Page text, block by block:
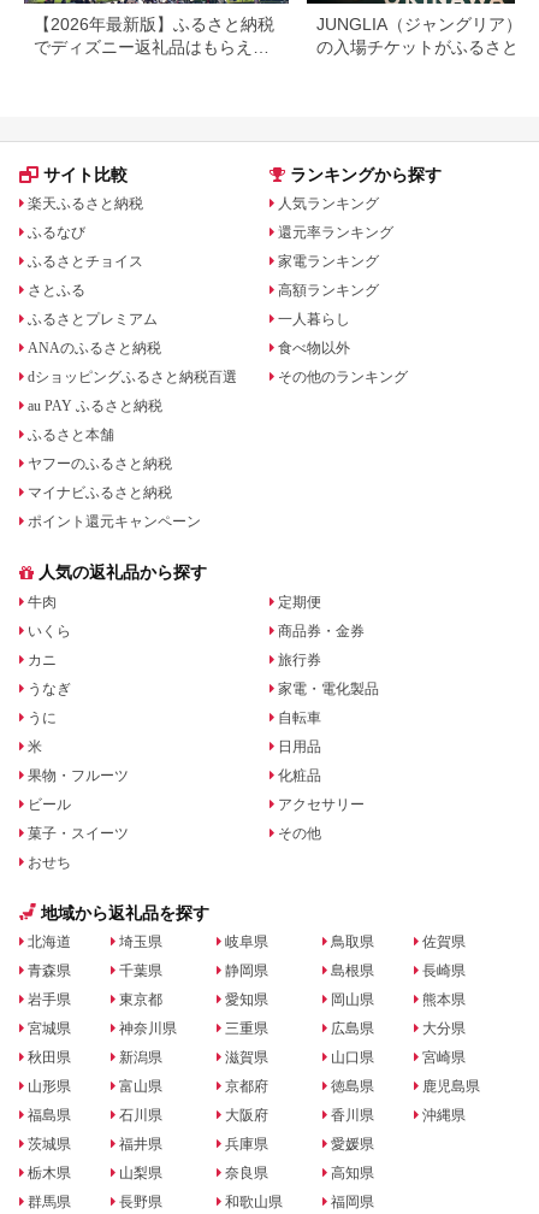
【2026年最新版】ふるさと納税
でディズニー返礼品はもらえ
JUNGLIA（ジャングリア）
の入場チケットがふるさと納
サイト比較
楽天ふるさと納税
ふるなび
ふるさとチョイス
さとふる
ふるさとプレミアム
ANAのふるさと納税
dショッピングふるさと納税百選
au PAY ふるさと納税
ふるさと本舗
ヤフーのふるさと納税
マイナビふるさと納税
ポイント還元キャンペーン
ランキングから探す
人気ランキング
還元率ランキング
家電ランキング
高額ランキング
一人暮らし
食べ物以外
その他のランキング
人気の返礼品から探す
牛肉
いくら
カニ
うなぎ
うに
米
果物・フルーツ
ビール
菓子・スイーツ
おせち
定期便
商品券・金券
旅行券
家電・電化製品
自転車
日用品
化粧品
アクセサリー
その他
地域から返礼品を探す
北海道
青森県
岩手県
宮城県
秋田県
山形県
福島県
茨城県
栃木県
群馬県
埼玉県
千葉県
東京都
神奈川県
新潟県
富山県
石川県
福井県
山梨県
長野県
岐阜県
静岡県
愛知県
三重県
滋賀県
京都府
大阪府
兵庫県
奈良県
和歌山県
鳥取県
島根県
岡山県
広島県
山口県
徳島県
香川県
愛媛県
高知県
福岡県
佐賀県
長崎県
熊本県
大分県
宮崎県
鹿児島県
沖縄県